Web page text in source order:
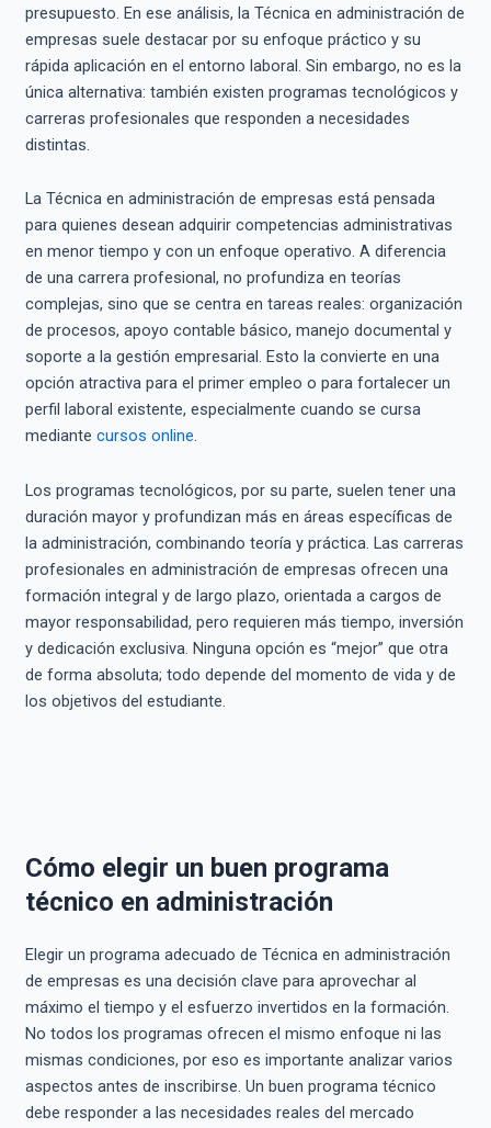
presupuesto. En ese análisis, la Técnica en administración de
empresas suele destacar por su enfoque práctico y su
rápida aplicación en el entorno laboral. Sin embargo, no es la
única alternativa: también existen programas tecnológicos y
carreras profesionales que responden a necesidades
distintas.
La Técnica en administración de empresas está pensada
para quienes desean adquirir competencias administrativas
en menor tiempo y con un enfoque operativo. A diferencia
de una carrera profesional, no profundiza en teorías
complejas, sino que se centra en tareas reales: organización
de procesos, apoyo contable básico, manejo documental y
soporte a la gestión empresarial. Esto la convierte en una
opción atractiva para el primer empleo o para fortalecer un
perfil laboral existente, especialmente cuando se cursa
mediante cursos online.
Los programas tecnológicos, por su parte, suelen tener una
duración mayor y profundizan más en áreas específicas de
la administración, combinando teoría y práctica. Las carreras
profesionales en administración de empresas ofrecen una
formación integral y de largo plazo, orientada a cargos de
mayor responsabilidad, pero requieren más tiempo, inversión
y dedicación exclusiva. Ninguna opción es “mejor” que otra
de forma absoluta; todo depende del momento de vida y de
los objetivos del estudiante.
Cómo elegir un buen programa
técnico en administración
Elegir un programa adecuado de Técnica en administración
de empresas es una decisión clave para aprovechar al
máximo el tiempo y el esfuerzo invertidos en la formación.
No todos los programas ofrecen el mismo enfoque ni las
mismas condiciones, por eso es importante analizar varios
aspectos antes de inscribirse. Un buen programa técnico
debe responder a las necesidades reales del mercado